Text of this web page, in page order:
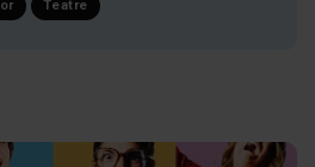
Teatre